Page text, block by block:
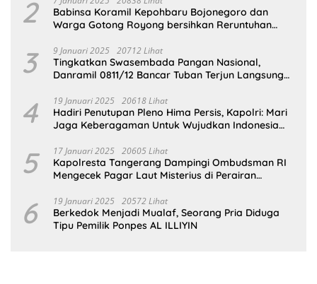
2
Babinsa Koramil Kepohbaru Bojonegoro dan
Warga Gotong Royong bersihkan Reruntuhan
3 9 Januari 2025 20712 Lihat
Tingkatkan Swasembada Pangan Nasional,
Danramil 0811/12 Bancar Tuban Terjun Langsung
4 19 Januari 2025 20618 Lihat
Hadiri Penutupan Pleno Hima Persis, Kapolri: Mari
Jaga Keberagaman Untuk Wujudkan Indonesia
5 17 Januari 2025 20605 Lihat
Kapolresta Tangerang Dampingi Ombudsman RI
Mengecek Pagar Laut Misterius di Perairan
6 19 Januari 2025 20572 Lihat
Berkedok Menjadi Mualaf, Seorang Pria Diduga
Tipu Pemilik Ponpes AL ILLIYIN